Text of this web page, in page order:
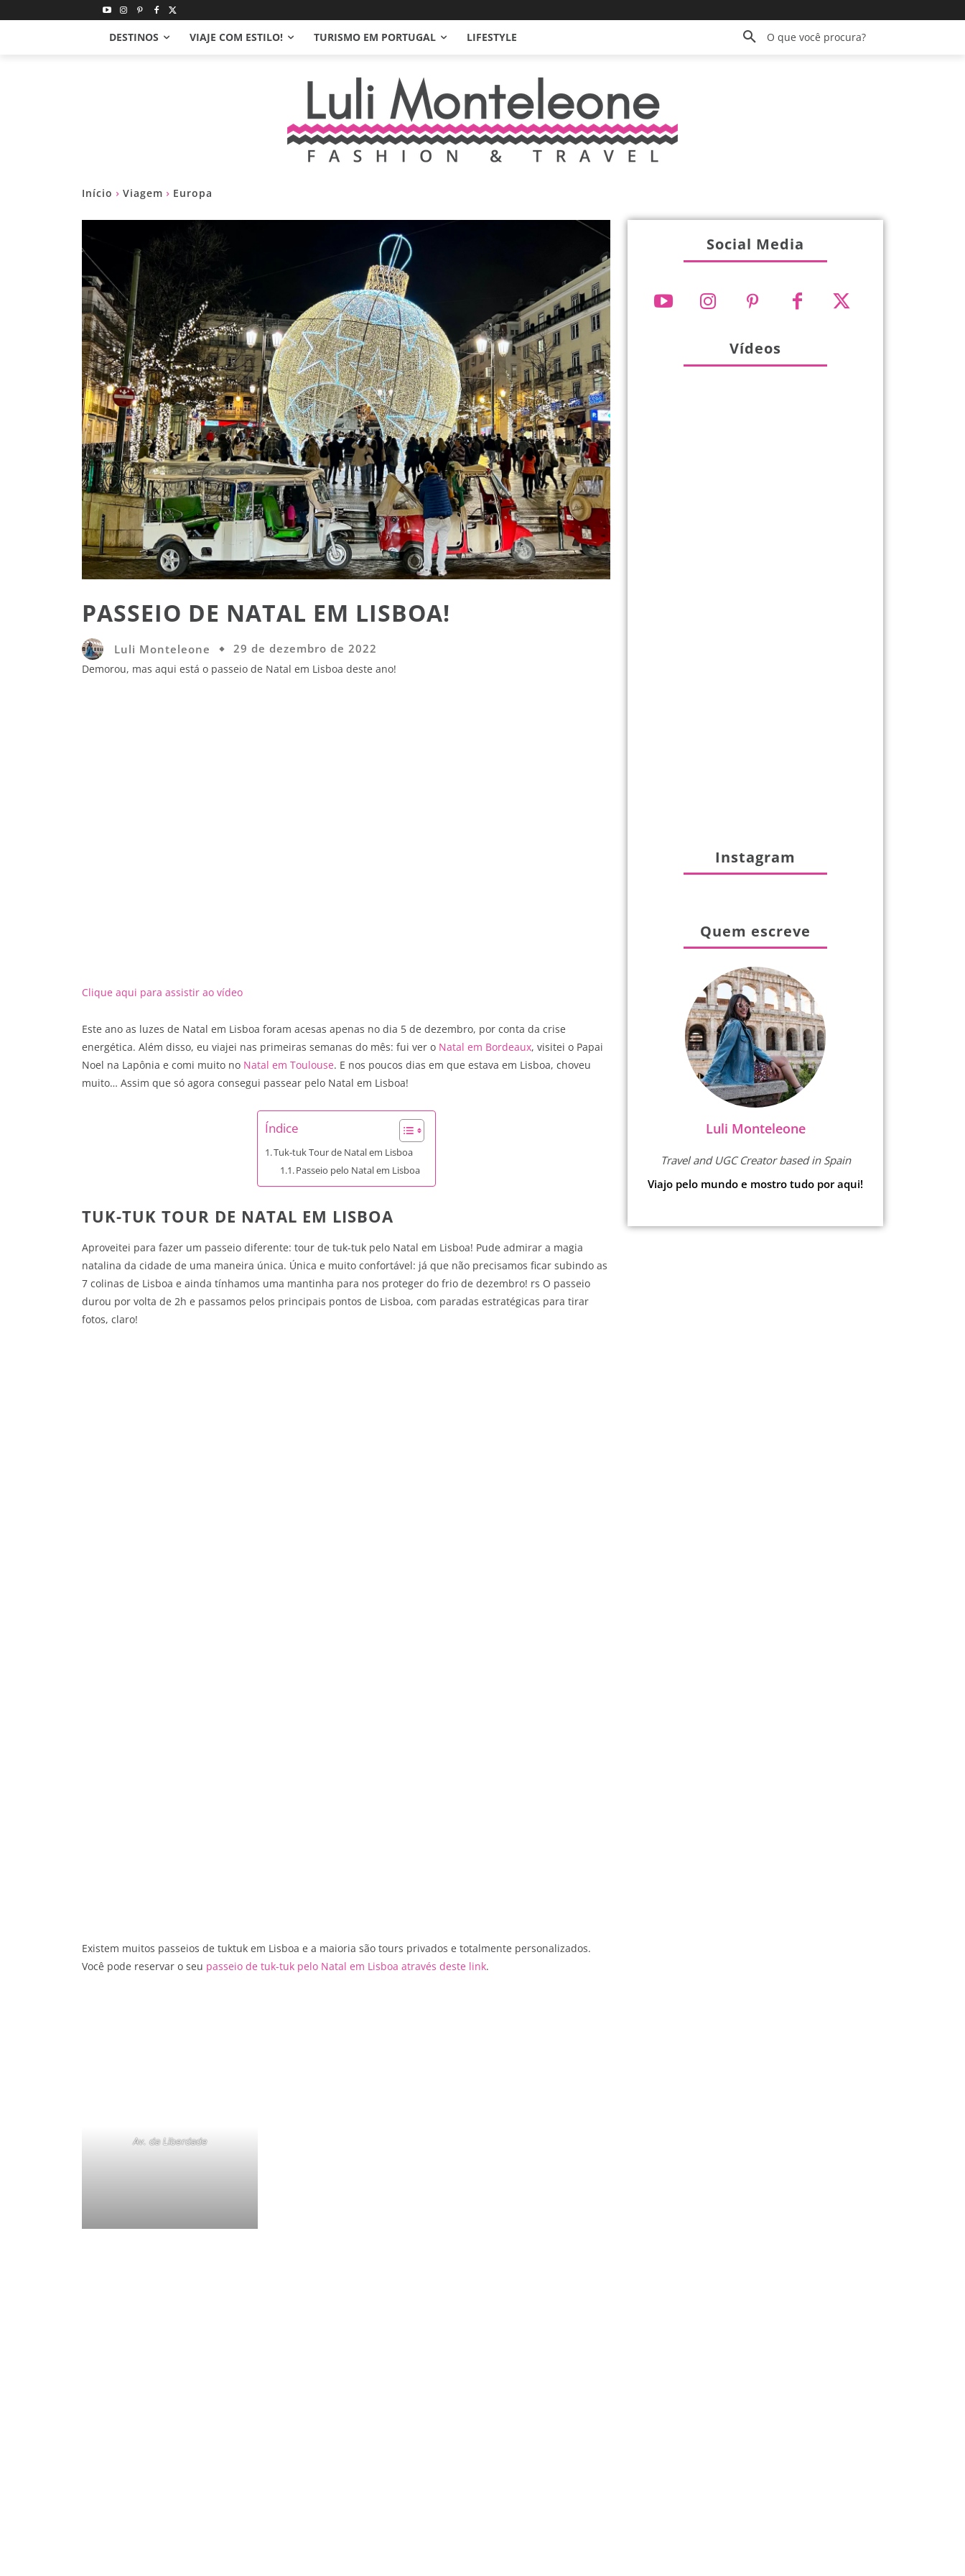
DESTINOS VIAJE COM ESTILO! TURISMO EM PORTUGAL LIFESTYLE O que você procura?
Início Viagem Europa
PASSEIO DE NATAL EM LISBOA!
Luli Monteleone 29 de dezembro de 2022
Demorou, mas aqui está o passeio de Natal em Lisboa deste ano!
Clique aqui para assistir ao vídeo
Este ano as luzes de Natal em Lisboa foram acesas apenas no dia 5 de dezembro, por conta da crise
energética. Além disso, eu viajei nas primeiras semanas do mês: fui ver o Natal em Bordeaux, visitei o Papai
Noel na Lapônia e comi muito no Natal em Toulouse. E nos poucos dias em que estava em Lisboa, choveu
muito… Assim que só agora consegui passear pelo Natal em Lisboa!
Índice
Tuk-tuk Tour de Natal em Lisboa
Passeio pelo Natal em Lisboa
TUK-TUK TOUR DE NATAL EM LISBOA
Aproveitei para fazer um passeio diferente: tour de tuk-tuk pelo Natal em Lisboa! Pude admirar a magia
natalina da cidade de uma maneira única. Única e muito confortável: já que não precisamos ficar subindo as
7 colinas de Lisboa e ainda tínhamos uma mantinha para nos proteger do frio de dezembro! rs O passeio
durou por volta de 2h e passamos pelos principais pontos de Lisboa, com paradas estratégicas para tirar
fotos, claro!
Existem muitos passeios de tuktuk em Lisboa e a maioria são tours privados e totalmente personalizados.
Você pode reservar o seu passeio de tuk-tuk pelo Natal em Lisboa através deste link.
Av. da Liberdade
Social Media
Vídeos
Instagram
Quem escreve
Luli Monteleone
Travel and UGC Creator based in Spain
Viajo pelo mundo e mostro tudo por aqui!